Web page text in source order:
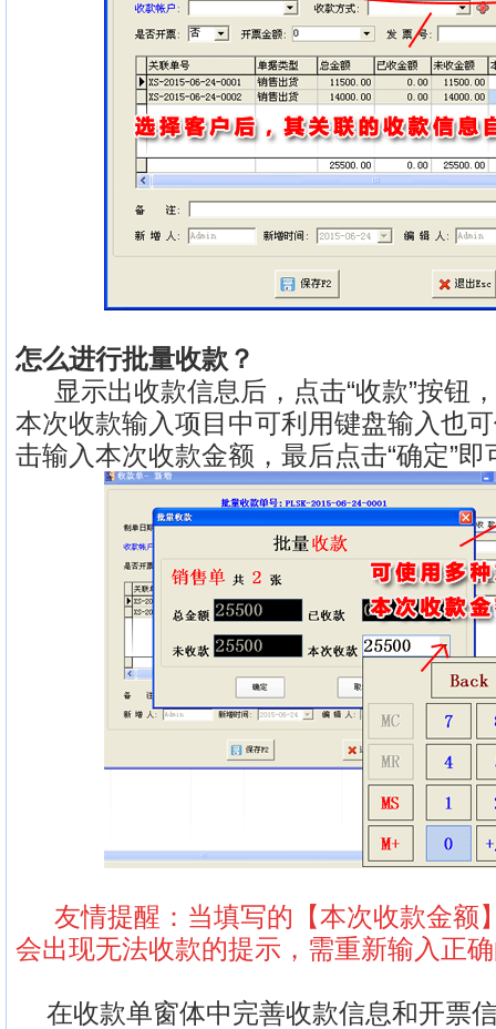
怎么进行批量收款？
显示出收款信息后，点击“收款”按钮
本次收款输入项目中可利用键盘输入也
击输入本次收款金额，最后点击“确定”
友情提醒：当填写的【本次收款金额
会出现无法收款的提示，需重新输入正
在收款单窗体中完善收款信息和开票